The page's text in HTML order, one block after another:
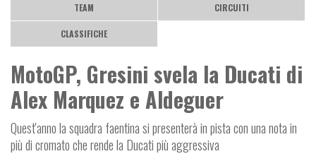
TEAM CIRCUITI
CLASSIFICHE
MotoGP, Gresini svela la Ducati di
Alex Marquez e Aldeguer
Quest'anno la squadra faentina si presenterà in pista con una nota in
più di cromato che rende la Ducati più aggressiva